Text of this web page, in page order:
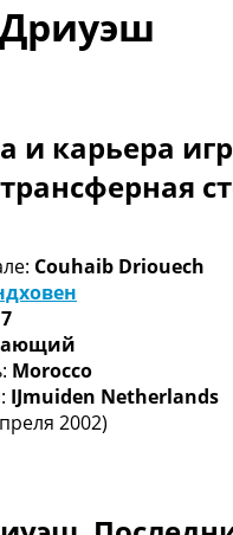
Мира
Премьер Лига
Ла Лига
Турниры >>>
групп Чемпионата
Премьер-Лига
Первая Лига
Таблицы групп
Премьер-Лига
Ла Лига
>>>
ФИФА
и карьера
Couhaib Driouech
7
Morocco
IJmuiden Netherlands
2002)